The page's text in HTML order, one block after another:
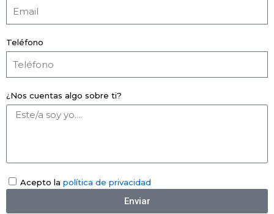
Teléfono
¿Nos cuentas algo sobre ti?
Acepto la política de privacidad
Enviar